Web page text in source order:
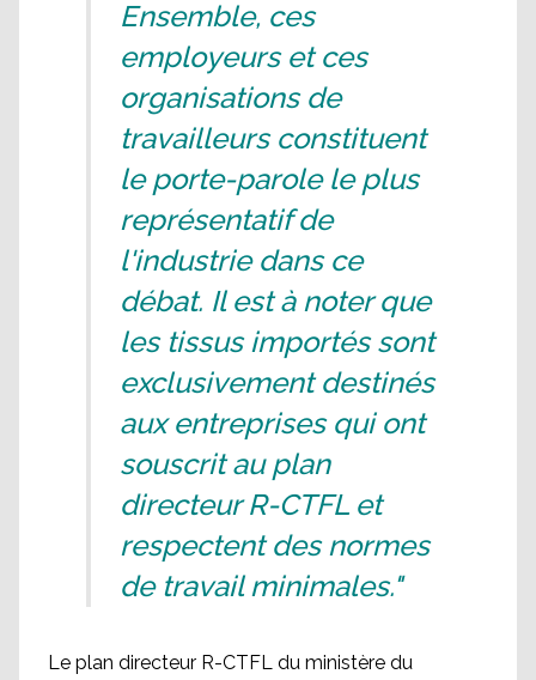
Ensemble, ces
employeurs et ces
organisations de
travailleurs constituent
le porte-parole le plus
représentatif de
l'industrie dans ce
débat. Il est à noter que
les tissus importés sont
exclusivement destinés
aux entreprises qui ont
souscrit au plan
directeur R-CTFL et
respectent des normes
de travail minimales."
Le plan directeur R-CTFL du ministère du